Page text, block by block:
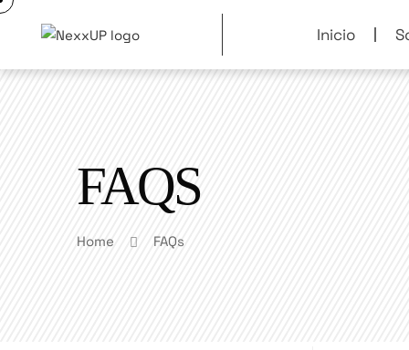
Inicio
FAQS
Home FAQs